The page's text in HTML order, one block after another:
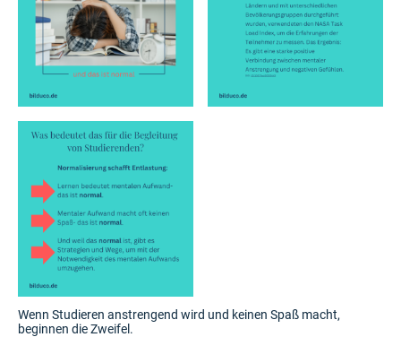
Wenn Studieren anstrengend wird und keinen Spaß macht,
beginnen die Zweifel.